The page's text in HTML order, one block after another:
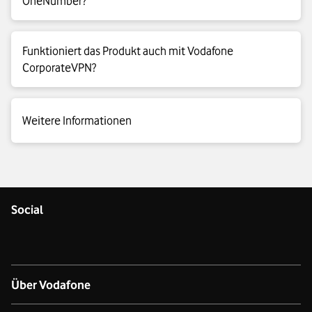
Ja, die CallerID wird auch bei Nutzung von Vodafone
OneNumber angezeigt.
Funktioniert das Produkt auch mit Vodafone
CorporateVPN?
CorporateVPN angezeigt.
Weitere Informationen
Social
Über Vodafone